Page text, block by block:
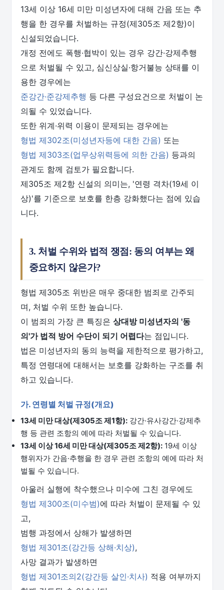
13세 이상 16세 미만 미성년자에 대해 간음 또는 추
행을 한 경우를 처벌하는 규정(제305조 제2항)이
신설되었습니다.
개정 전에도 폭행·협박이 있는 경우 강간·강제추행
으로 처벌될 수 있고, 심신상실·항거불능 상태를 이
용한 경우에는
준강간·준강제추행 등 다른 구성요건으로 처벌이 논
의될 수 있었습니다.
또한 위계·위력 이용이 문제되는 경우에는
형법 제302조(미성년자등에 대한 간음) 또는
형법 제303조(업무상위력등에 의한 간음) 등과의
관계도 함께 검토가 필요합니다.
제305조 제2항 신설의 의미는, '연령 격차(19세 이
상)'를 기준으로 보호를 한층 강화했다는 점에 있습
니다.
3. 처벌 수위와 법적 쟁점: 동의 여부는 왜
중요하지 않은가?
형법 제305조 위반은 매우 중대한 범죄로 간주되
며, 처벌 수위 또한 높습니다.
이 범죄의 가장 큰 특징은 상대방 미성년자의 '동
의'가 법적 방어 수단이 되기 어렵다는 점입니다.
법은 미성년자의 동의 능력을 제한적으로 평가하고,
특정 연령대에 대해서는 보호를 강화하는 구조를 취
하고 있습니다.
가. 연령별 처벌 규정(개요)
13세 미만 대상(제305조 제1항): 강간·유사강간·강제추
행 등 관련 조항의 예에 따라 처벌될 수 있습니다.
13세 이상 16세 미만 대상(제305조 제2항): 19세 이상
행위자가 간음·추행을 한 경우 관련 조항의 예에 따라 처
벌될 수 있습니다.
아울러 실행에 착수했으나 미수에 그친 경우에도
형법 제300조(미수범)에 따라 처벌이 문제될 수 있
고,
범행 과정에서 상해가 발생하면
형법 제301조(강간등 상해·치상),
사망 결과가 발생하면
형법 제301조의2(강간등 살인·치사) 적용 여부까지